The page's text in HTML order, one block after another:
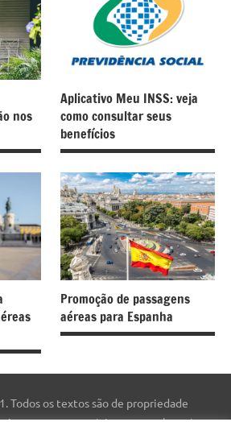
nos
Aplicativo Meu INSS: veja
como consultar seus
benefícios
Promoção de passagens
aéreas para Espanha
Todos os textos são de propriedade